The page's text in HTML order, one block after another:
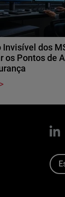
Invisível dos
os Pontos de